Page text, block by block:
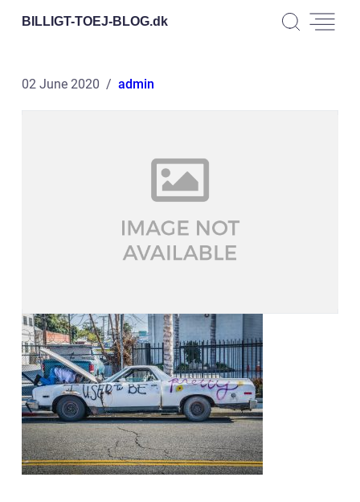
BILLIGT-TOEJ-BLOG.dk
02 June 2020 admin